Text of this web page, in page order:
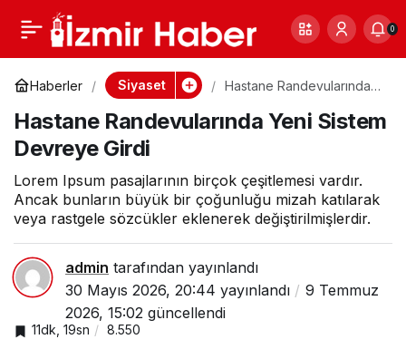
0
Haberler Siyaset
Hastane Randevularında
Hastane Randevularında Yeni Sistem
Devreye Girdi
Lorem Ipsum pasajlarının birçok çeşitlemesi vardır.
Ancak bunların büyük bir çoğunluğu mizah katılarak
veya rastgele sözcükler eklenerek değiştirilmişlerdir.
admin tarafından yayınlandı
30 Mayıs 2026, 20:44 yayınlandı
9 Temmuz
2026, 15:02 güncellendi
11dk, 19sn 8.550
Depresyon
Vakalarında Rekor
Artış: Uzmanlar
Nedeni Açıkladı
0 Paylaş